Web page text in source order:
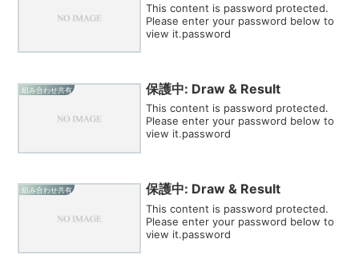
This content is password protected.
Please enter your password below to
view it.password
組み合わせ共有 保護中: Draw & Result
This content is password protected.
Please enter your password below to
view it.password
組み合わせ共有 保護中: Draw & Result
This content is password protected.
Please enter your password below to
view it.password